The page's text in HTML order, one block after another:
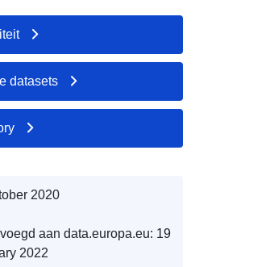
datasets
2020
aan data.europa.eu: 19
2022